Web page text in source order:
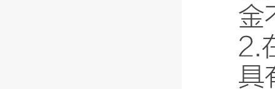
金
2.
具